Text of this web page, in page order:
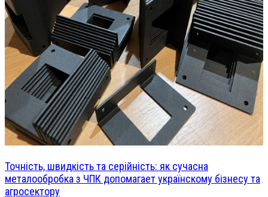
Точність, швидкість та серійність: як сучасна
металообробка з ЧПК допомагает українскому бізнесу та
агросектору